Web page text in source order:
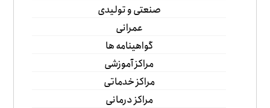
صنعتی و تولیدی
عمرانی
گواهینامه ها
مراکز آموزشی
مراکز خدماتی
مراکز درمانی